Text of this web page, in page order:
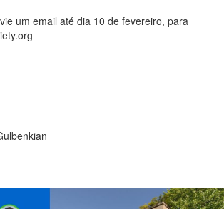
um email até dia 10 de fevereiro, para